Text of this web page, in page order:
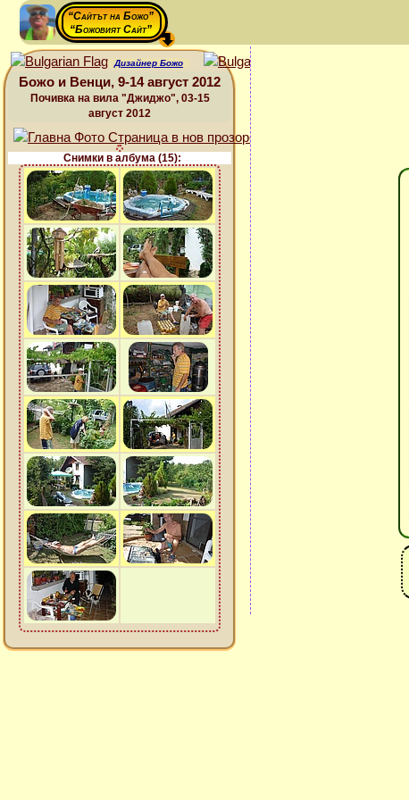
“Сайтът на Божо”
“Божовият Сайт”
Дизайнер Божо
Божо и Венци, 9-14 август 2012
Почивка на вила "Джиджо", 03-15
август 2012
Снимки в албума (15):